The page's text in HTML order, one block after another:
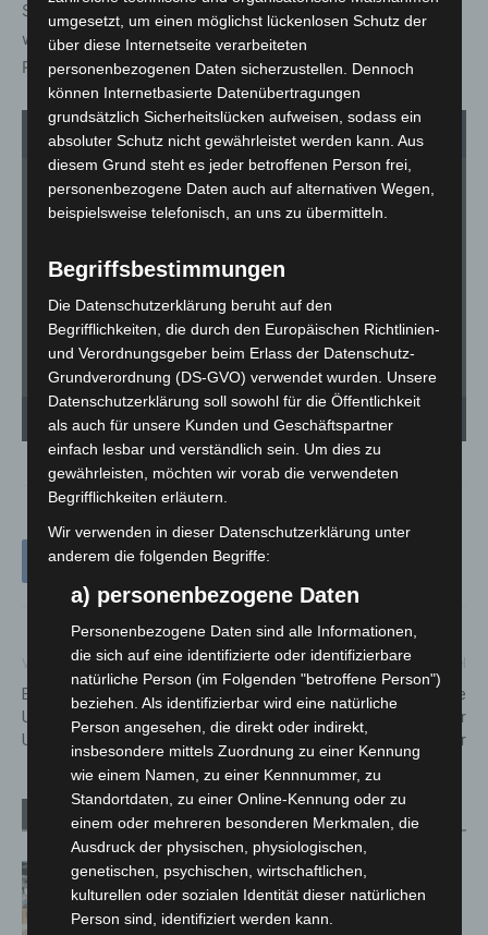
Stunden (Freitag bis Sonnabendmittag) beinhaltete,
wurde die vollständige Funktionsfähigkeit der
Regionsleitstelle belegt.
1 von 7
Hannovers Oberbürgermeister Belit Onay, Feuerwehrchef Dieter Rohrberg und
Regionspräsident Steffen Krach, (vo. li.) im Gespräch in der neuen Regionsleitstelle
in Hannover. - © Carl-Marcus Müller
Vorheriger Artikel
Erlebnis-Zoo öffnet
Urwaldhaus und
Unterwasserwelt wieder
Nächster Artikel
Impftermine am Wochenende
25. bis 27. Februar 2022 in der
Region Hannover
Verwandte Artikel Mehr vom Autor
Kunst trifft Weingenuss: Barbara-
Susann Mehring zeigt ihre Werke im
Jacques’ Wein-Depot Isernhagen
umgesetzt, um einen möglichst lückenlosen Schutz der
über diese Internetseite verarbeiteten
personenbezogenen Daten sicherzustellen. Dennoch
können Internetbasierte Datenübertragungen
grundsätzlich Sicherheitslücken aufweisen, sodass ein
absoluter Schutz nicht gewährleistet werden kann. Aus
diesem Grund steht es jeder betroffenen Person frei,
personenbezogene Daten auch auf alternativen Wegen,
beispielsweise telefonisch, an uns zu übermitteln.
Begriffsbestimmungen
Die Datenschutzerklärung beruht auf den
Begrifflichkeiten, die durch den Europäischen Richtlinien-
und Verordnungsgeber beim Erlass der Datenschutz-
Grundverordnung (DS-GVO) verwendet wurden. Unsere
Datenschutzerklärung soll sowohl für die Öffentlichkeit
als auch für unsere Kunden und Geschäftspartner
einfach lesbar und verständlich sein. Um dies zu
gewährleisten, möchten wir vorab die verwendeten
Begrifflichkeiten erläutern.
Wir verwenden in dieser Datenschutzerklärung unter
anderem die folgenden Begriffe:
a) personenbezogene Daten
Personenbezogene Daten sind alle Informationen,
die sich auf eine identifizierte oder identifizierbare
natürliche Person (im Folgenden "betroffene Person")
beziehen. Als identifizierbar wird eine natürliche
Person angesehen, die direkt oder indirekt,
insbesondere mittels Zuordnung zu einer Kennung
wie einem Namen, zu einer Kennnummer, zu
Standortdaten, zu einer Online-Kennung oder zu
einem oder mehreren besonderen Merkmalen, die
Ausdruck der physischen, physiologischen,
genetischen, psychischen, wirtschaftlichen,
kulturellen oder sozialen Identität dieser natürlichen
Person sind, identifiziert werden kann.